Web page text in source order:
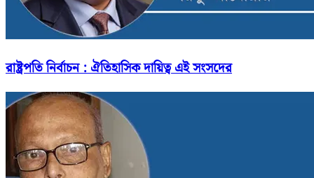
রাষ্ট্রপতি নির্বাচন : ঐতিহাসিক দায়িত্ব এই সংসদের